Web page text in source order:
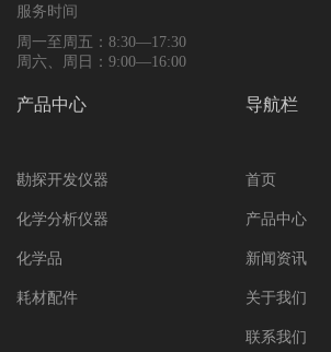
服务时间
周一至周五：8:30—17:30
周六、周日：9:00—16:00
产品中心
勘探开发仪器
化学分析仪器
化学品
耗材配件
导航栏
首页
产品中心
新闻资讯
关于我们
联系我们